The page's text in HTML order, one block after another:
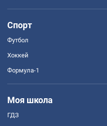
Спорт
Футбол
Хоккей
Формула-1
Моя школа
ГДЗ